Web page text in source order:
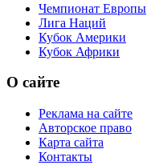
Чемпионат Европы
Лига Наций
Кубок Америки
Кубок Африки
О сайте
Реклама на сайте
Авторское право
Карта сайта
Контакты